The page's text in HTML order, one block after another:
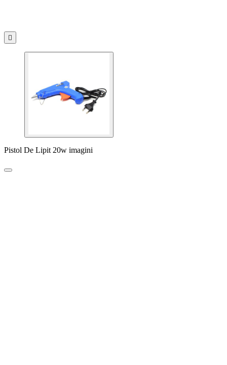

Pistol De Lipit 20w imagini